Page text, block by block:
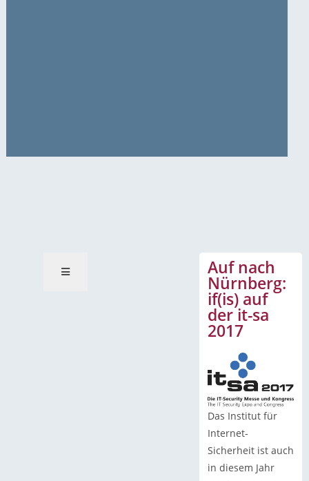
Auf nach
Nürnberg:
if(is) auf
der it-sa
2017
Das Institut für
Internet-
Sicherheit ist auch
in diesem Jahr